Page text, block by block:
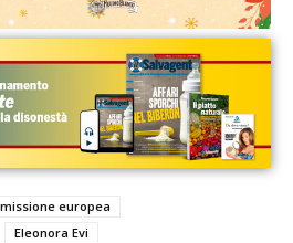
europea
Eleonora Evi